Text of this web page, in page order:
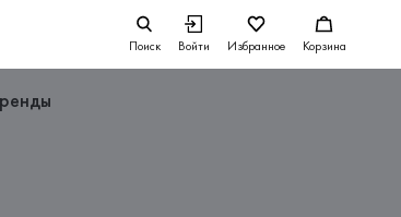
Поиск Войти Избранное Корзина